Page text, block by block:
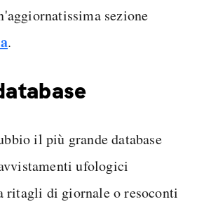
sezione
.
il più grande database
ufologici
ritagli di giornale o resoconti